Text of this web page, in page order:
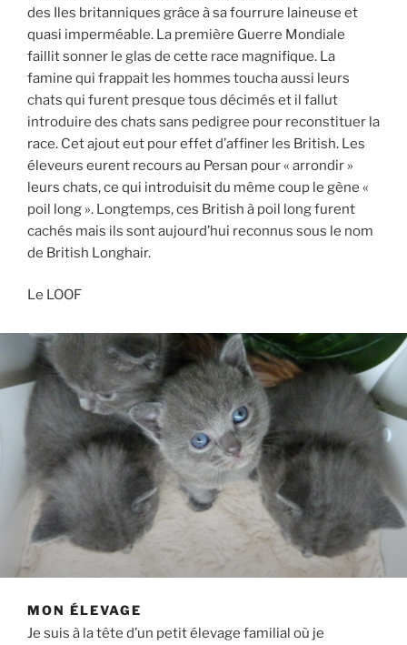
des Iles britanniques grâce à sa fourrure laineuse et
quasi imperméable. La première Guerre Mondiale
faillit sonner le glas de cette race magnifique. La
famine qui frappait les hommes toucha aussi leurs
chats qui furent presque tous décimés et il fallut
introduire des chats sans pedigree pour reconstituer la
race. Cet ajout eut pour effet d’affiner les British. Les
éleveurs eurent recours au Persan pour « arrondir »
leurs chats, ce qui introduisit du même coup le gène «
poil long ». Longtemps, ces British à poil long furent
cachés mais ils sont aujourd’hui reconnus sous le nom
de British Longhair.
Le LOOF
MON ÉLEVAGE
Je suis à la tête d’un petit élevage familial où je